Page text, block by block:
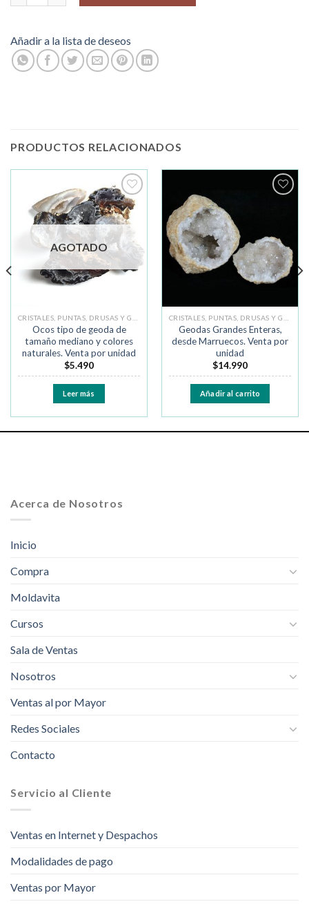
Añadir a la lista de deseos
PRODUCTOS RELACIONADOS
Añadir
a la
lista de
deseos
AGOTADO
Ocos tipo de geoda de
tamaño mediano y colores
naturales. Venta por unidad
$5.490
Leer más
Geodas Grandes Enteras,
desde Marruecos. Venta por
unidad
$14.990
Añadir al carrito
Acerca de Nosotros
Inicio
Compra
Moldavita
Cursos
Sala de Ventas
Nosotros
Ventas al por Mayor
Redes Sociales
Contacto
Servicio al Cliente
Ventas en Internet y Despachos
Modalidades de pago
Ventas por Mayor